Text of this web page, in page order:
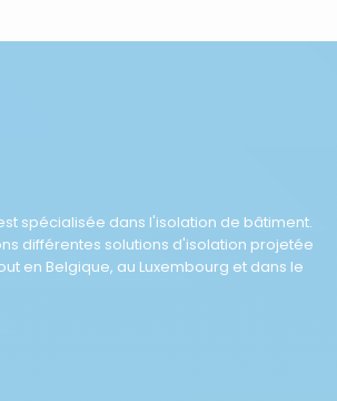
spécialisée dans l'isolation de bâtiment.
différentes solutions d'isolation projetée
en Belgique, au Luxembourg et dans le